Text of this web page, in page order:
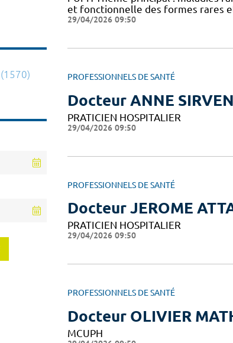
et fonctionnelle des formes rares
29/04/2026 09:50
PROFESSIONNELS DE SANTÉ
Docteur ANNE
PRATICIEN HOSPITALIER
29/04/2026 09:50
PROFESSIONNELS DE SANTÉ
Docteur JEROME
PRATICIEN HOSPITALIER
29/04/2026 09:50
PROFESSIONNELS DE SANTÉ
Docteur OLIVIER
MCUPH
(1570)